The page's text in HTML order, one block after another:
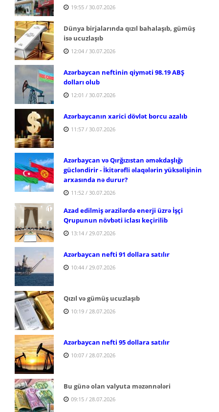
19:55 / 30.07.2026
Dünya birjalarında qızıl bahalaşıb, gümüş
isə ucuzlaşıb
12:04 / 30.07.2026
Azərbaycan neftinin qiyməti 98.19 ABŞ
dolları olub
12:01 / 30.07.2026
Azərbaycanın xarici dövlət borcu azalıb
11:57 / 30.07.2026
Azərbaycan və Qırğızıstan əməkdaşlığı
gücləndirir - İkitərəfli əlaqələrin yüksəlişinin
arxasında nə durur?
11:52 / 30.07.2026
Azad edilmiş ərazilərdə enerji üzrə İşçi
Qrupunun növbəti iclası keçirilib
13:14 / 29.07.2026
Azərbaycan nefti 91 dollara satılır
10:44 / 29.07.2026
Qızıl və gümüş ucuzlaşıb
10:19 / 28.07.2026
Azərbaycan nefti 95 dollara satılır
10:07 / 28.07.2026
Bu günə olan valyuta məzənnələri
09:15 / 28.07.2026